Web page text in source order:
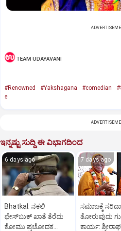
TEAM UDAYAVANI
#Renowned #Yakshagana #comedian
e
ಇನ್ನಷ್ಟು ಸುದ್ದಿ ಈ ವಿಭಾಗದಿಂದ
6 days ago
Bhatkal: ನಕಲಿ
ಫೇಸ್‌ಬುಕ್ ಖಾತೆ ತೆರೆದು
ಕೋಮು ಪ್ರಚೋದಕ
7 days ago
ಸಮಾಜಕ್ಕೆ
ತೋರುವುದು
ಕಾರ್ಯ: